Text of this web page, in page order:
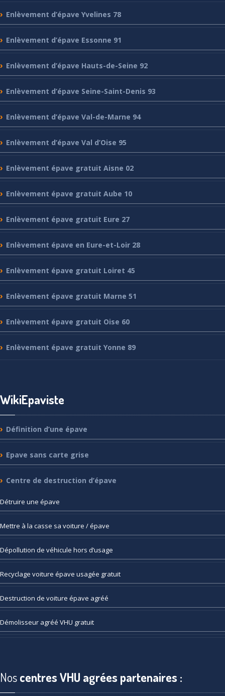
Enlèvement d’épave Yvelines 78
Enlèvement d’épave Essonne 91
Enlèvement d’épave Hauts-de-Seine 92
Enlèvement d’épave Seine-Saint-Denis 93
Enlèvement d’épave Val-de-Marne 94
Enlèvement d’épave Val d’Oise 95
Enlèvement épave gratuit Aisne 02
Enlèvement épave gratuit Aube 10
Enlèvement épave gratuit Eure 27
Enlèvement épave en Eure-et-Loir 28
Enlèvement épave gratuit Loiret 45
Enlèvement épave gratuit Marne 51
Enlèvement épave gratuit Oise 60
Enlèvement épave gratuit Yonne 89
WikiEpaviste
Définition d’une épave
Epave sans carte grise
Centre de destruction d’épave
Détruire une épave
Mettre à la casse sa voiture / épave
Dépollution de véhicule hors d’usage
Recyclage voiture épave usagée gratuit
Destruction de voiture épave agréé
Démolisseur agréé VHU gratuit
Noscentres VHU agrées partenaires :